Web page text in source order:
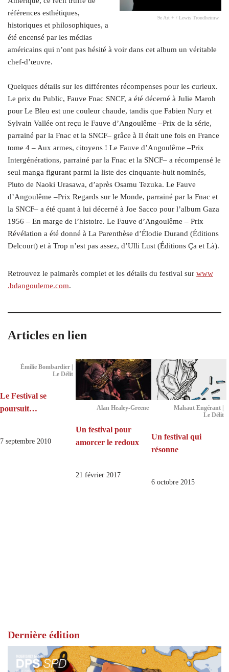
9e Art + / Lewis Trondheimw
références esthétiques,
historiques et philosophiques, a
été encensé par les médias
américains qui n’ont pas hésité à voir dans cet album un véritable
chef‑d’œuvre.
Quelques détails sur les différentes récompenses pour les curieux.
Le prix du Public, Fauve Fnac SNCF, a été décerné à Julie Maroh
pour Le Bleu est une couleur chaude, tandis que Fabien Nury et
Sylvain Vallée ont reçu le Fauve d’Angoulême –Prix de la série,
parrainé par la Fnac et la SNCF– grâce à Il était une fois en France
tome 4 – Aux armes, citoyens ! Le Fauve d’Angoulême –Prix
Intergénérations, parrainé par la Fnac et la SNCF– a récompensé le
seul manga figurant parmi la liste des cinquante-huit nominés,
Pluto de Naoki Urasawa, d’après Osamu Tezuka. Le Fauve
d’Angoulême –Prix Regards sur le Monde, parrainé par la Fnac et
la SNCF– a été quant à lui décerné à Joe Sacco pour l’album Gaza
1956 – En marge de l’histoire. Le Fauve d’Angoulême – Prix
Révélation a été donné à La Parenthèse d’Élodie Durand (Éditions
Delcourt) et à Trop n’est pas assez, d’Ulli Lust (Éditions Ça et Là).
Retrouvez le palmarès complet et les détails du festival sur www​
.bdangouleme​.com.
Articles en lien
Émilie Bombardier |
Le Délit
Le Festival se
poursuit…
7 septembre 2010
Alan Healey-Greene
Un festival pour
amorcer le redoux
21 février 2017
Mahaut Engérant |
Le Délit
Un festival qui
résonne
6 octobre 2015
Dernière édition